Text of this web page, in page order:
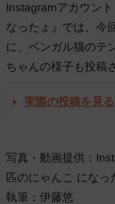
Instagramアカウン
なったょ』では、今
に、ベンガル猫のテ
ちゃんの様子も投稿
実際の投稿を見る
写真・動画提供：
匹のにゃんこ になっ
執筆：伊藤悠